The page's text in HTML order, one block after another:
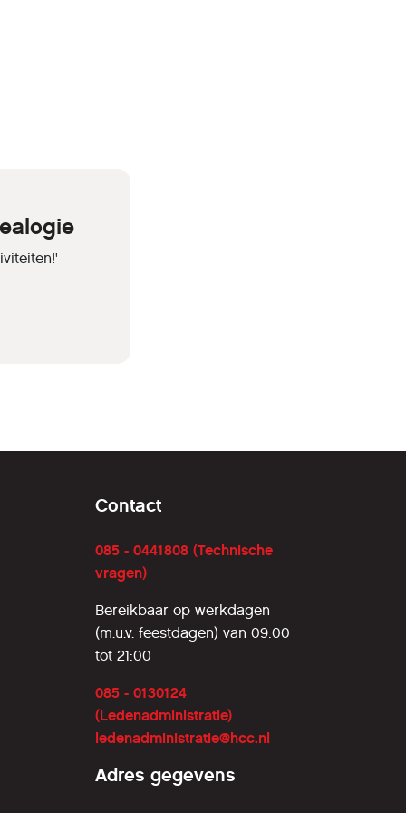
Contact
085 - 0441808 (Technische
vragen)
Bereikbaar op werkdagen
(m.u.v. feestdagen) van 09:00
tot 21:00
085 - 0130124
(Ledenadministratie)
ledenadministratie@hcc.nl
Adres gegevens